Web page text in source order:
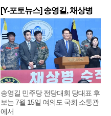
[Y-포토뉴스] 송영길, 채상병
순
송영길 민주당 전당대회 당대표 후
보는 7월 15일 여의도 국회 소통관
에서